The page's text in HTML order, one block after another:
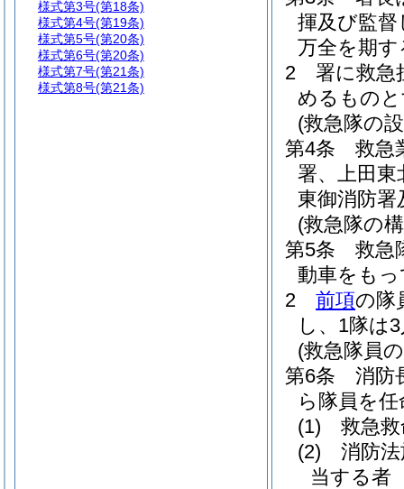
揮及び監
万全を期
2
署に救急
めるもの
(救急隊の
第4条
救急
署、上田東
東御消防
(救急隊の
第5条
救急
動車をも
2
前項の隊
し、1隊は
(救急隊員
第6条
消防
ら隊員を
(1)
救急
(2)
消防
当する者
様式第3号(第18条)
様式第4号(第19条)
様式第5号(第20条)
様式第6号(第20条)
様式第7号(第21条)
様式第8号(第21条)